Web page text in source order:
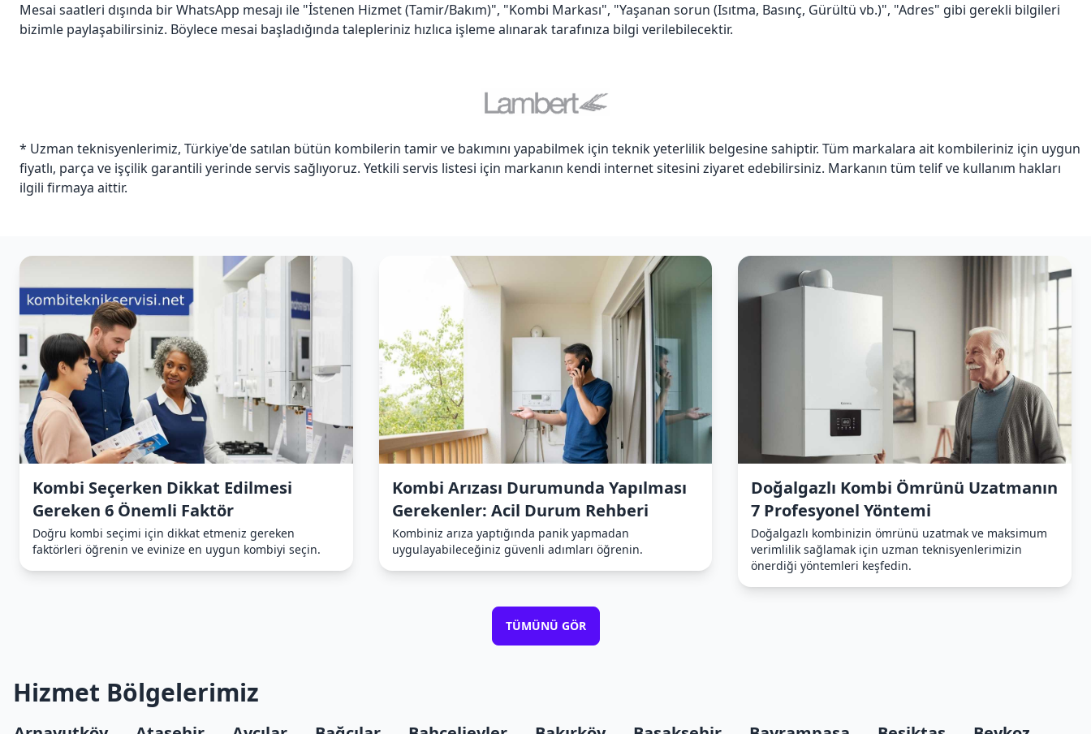
Mesai saatleri dışında bir WhatsApp mesajı ile "İstenen Hizmet (Tamir/Bakım)", "Kombi Markası", "Yaşanan sorun (Isıtma, Basınç, Gürültü vb.)", "Adres" gibi gerekli bilgileri
bizimle paylaşabilirsiniz. Böylece mesai başladığında talepleriniz hızlıca işleme alınarak tarafınıza bilgi verilebilecektir.
* Uzman teknisyenlerimiz, Türkiye'de satılan bütün kombilerin tamir ve bakımını yapabilmek için teknik yeterlilik belgesine sahiptir. Tüm markalara ait kombileriniz için uygun
fiyatlı, parça ve işçilik garantili yerinde servis sağlıyoruz. Yetkili servis listesi için markanın kendi internet sitesini ziyaret edebilirsiniz. Markanın tüm telif ve kullanım hakları
ilgili firmaya aittir.
Kombi Seçerken Dikkat Edilmesi
Gereken 6 Önemli Faktör
Doğru kombi seçimi için dikkat etmeniz gereken
faktörleri öğrenin ve evinize en uygun kombiyi seçin.
Kombi Arızası Durumunda Yapılması
Gerekenler: Acil Durum Rehberi
Kombiniz arıza yaptığında panik yapmadan
uygulayabileceğiniz güvenli adımları öğrenin.
Doğalgazlı Kombi Ömrünü Uzatmanın
7 Profesyonel Yöntemi
Doğalgazlı kombinizin ömrünü uzatmak ve maksimum
verimlilik sağlamak için uzman teknisyenlerimizin
önerdiği yöntemleri keşfedin.
TÜMÜNÜ GÖR
Hizmet Bölgelerimiz